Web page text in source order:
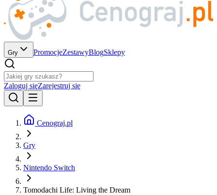
Gry PromocjeZestawyBlogSklepy
Zaloguj sięZarejestruj się
Cenograj.pl
Gry
Nintendo Switch
Tomodachi Life: Living the Dream